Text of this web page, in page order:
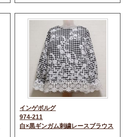
インゲボルグ
974-211
白×黒ギンガム刺繍レースブラウス